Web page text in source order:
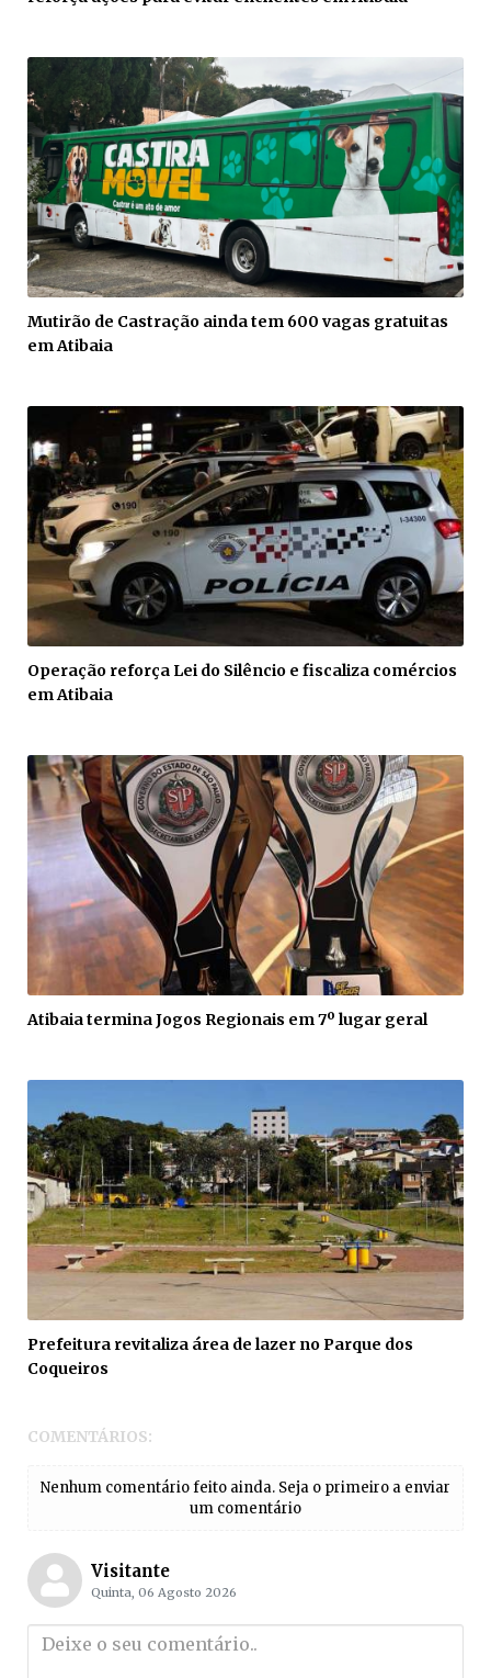
Mutirão de Castração ainda tem 600 vagas gratuitas
em Atibaia
Operação reforça Lei do Silêncio e fiscaliza comércios
em Atibaia
Atibaia termina Jogos Regionais em 7º lugar geral
Prefeitura revitaliza área de lazer no Parque dos
Coqueiros
COMENTÁRIOS:
Nenhum comentário feito ainda. Seja o primeiro a enviar
um comentário
Visitante
Quinta, 06 Agosto 2026